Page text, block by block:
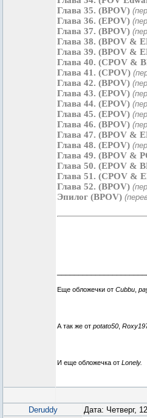
Глава 35. (BPOV)
Глава 36. (EPOV)
Глава 37. (ВPOV)
Глава 38. (ВPOV &
Глава 39. (ВPOV &
Глава 40. (CPOV &
Глава 41. (CPOV)
Глава 42. (BPOV)
Глава 43. (EPOV)
Глава 44. (EPOV)
Глава 45. (EPOV)
Глава 46. (BPOV)
Глава 47. (BPOV &
Глава 48. (EPOV)
Глава 49. (BPOV &
Глава 50. (EPOV &
Глава 51. (CPOV &
Глава 52. (BPOV)
Эпилог (BPOV)
Еще обложечки от Cubbu
А так же от potato50
И еще обложечка от Lonely.
Deruddy Дата: Четверг,